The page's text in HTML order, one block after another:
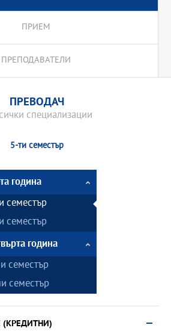
ПРИЕМ
ПРЕПОДАВАТЕЛИ
ПРЕВОДАЧ
специализации
5-ти семестър
година
семестър
семестър
година
семестър
семестър
(КРЕДИТНИ)